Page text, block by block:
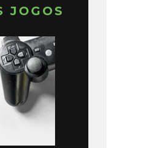
JOGOS